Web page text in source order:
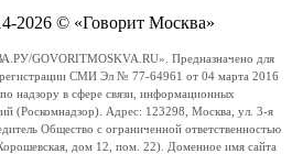
2026 © «Говорит Москва»
GOVORITMOSKVA.RU». Предназначено для
регистрации СМИ Эл № 77-64961 от 04 марта 2016
надзору в сфере связи, информационных
(Роскомнадзор). Адрес: 123298, Москва, ул. 3-я
Общество с ограниченной ответственностью
дом 12, пом. 22). Доменное имя сайта